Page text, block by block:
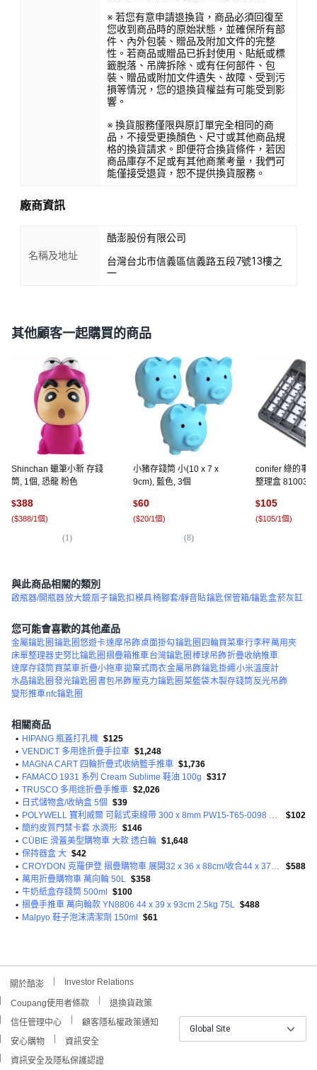
※ 若您有意申請退換貨，商品必須回復至
您收到商品時的原始狀態，並確保所有部
件、內外包裝、贈品及附加文件的完整
性。若商品或贈品已拆封使用、貼紙或標
籤脫落、吊牌拆除、或有任何部件、包
裝、贈品或附加文件遺失、故障、受到污
損等情況，您的退換貨權益有可能受到影
響。
※ 換貨服務僅限與原訂單完全相同的商
品，不接受更換顏色、尺寸或其他商品規
格的換貨請求。即便符合換貨條件，若因
商品庫存不足或有其他商業考量，我們可
能僅接受退貨，恕不提供換貨服務。
廠商資訊
名稱及地址
酷澎股份有限公司
台灣台北市信義區信義路五段7號13樓之
一
其他顧客一起購買的商品
Shinchan 蠟筆小新 存錢
筒, 1個, 恐龍 粉色
$388
($388/1個)
(1)
小豬存錢筒 小(10 x 7 x
9cm), 藍色, 3個
$60
($20/1個)
(8)
conifer 綠的事
整理盒 81003
$105
($105/1個)
與此商品相關的類別
啟瓶器/開瓶器放大鏡扇子鑰匙扣 模具椅腳套/靜音貼鑰匙保管箱/鑰匙盒菸灰缸
您可能會喜歡的其他產品
金屬鑰匙圈 鑰匙圈悠遊卡達摩吊飾桌面掛勾鑰匙圈 四輪買菜車行李秤萬用夾
床單整理器史努比鑰匙圈 摺疊箱推車台灣鑰匙圈 棒球吊飾折疊收納推車
達摩存錢筒 買菜車折疊小拖車拋棄式雨衣金屬吊飾鑰匙掛繩小米溫度計
水晶鑰匙圈 發光鑰匙圈 書包吊飾壓克力鑰匙圈 菜籃袋木製存錢筒 反光吊飾
變形推車nfc鑰匙圈
相關商品
• HIPANG 瓶蓋打孔機 $125
• VENDICT 多用途折疊手拉車 $1,248
• MAGNA CART 四輪折疊式收納籃手推車 $1,736
• FAMACO 1931 系列 Cream Sublime 鞋油 100g $317
• TRUSCO 多用途折疊手推車 $2,026
•
日式儲物盒/收納盒 5個 $39
•
POLYWELL 寶利威爾 可鬆式束線帶 300 x 8mm PW15-T65-0098 100條
$102
• 簡約皮質門禁卡套 水滴形 $146
• CÜBIE 滑蓋美型購物車 大款 透白輪 $1,648
• 保持器盒 大 $42
•
CROYDON 克羅伊登 摺疊購物車 展開32 x 36 x 88cm/收合44 x 37 x 9cm
$588
• 萬用折疊購物車 萬向輪 50L $358
• 牛奶紙盒存錢筒 500ml
$100
• 摺疊手推車 萬向輪款 YN8806 44 x 39 x 93cm 2.5kg 75L $488
• Malpyo 鞋子泡沫清潔劑 150ml $61
關於酷澎 Investor Relations
Coupang使用者條款
退換貨政策
信任管理中心
顧客隱私權政策通知
安心購物
資訊安全
資訊安全及隱私保護認證
Global Site